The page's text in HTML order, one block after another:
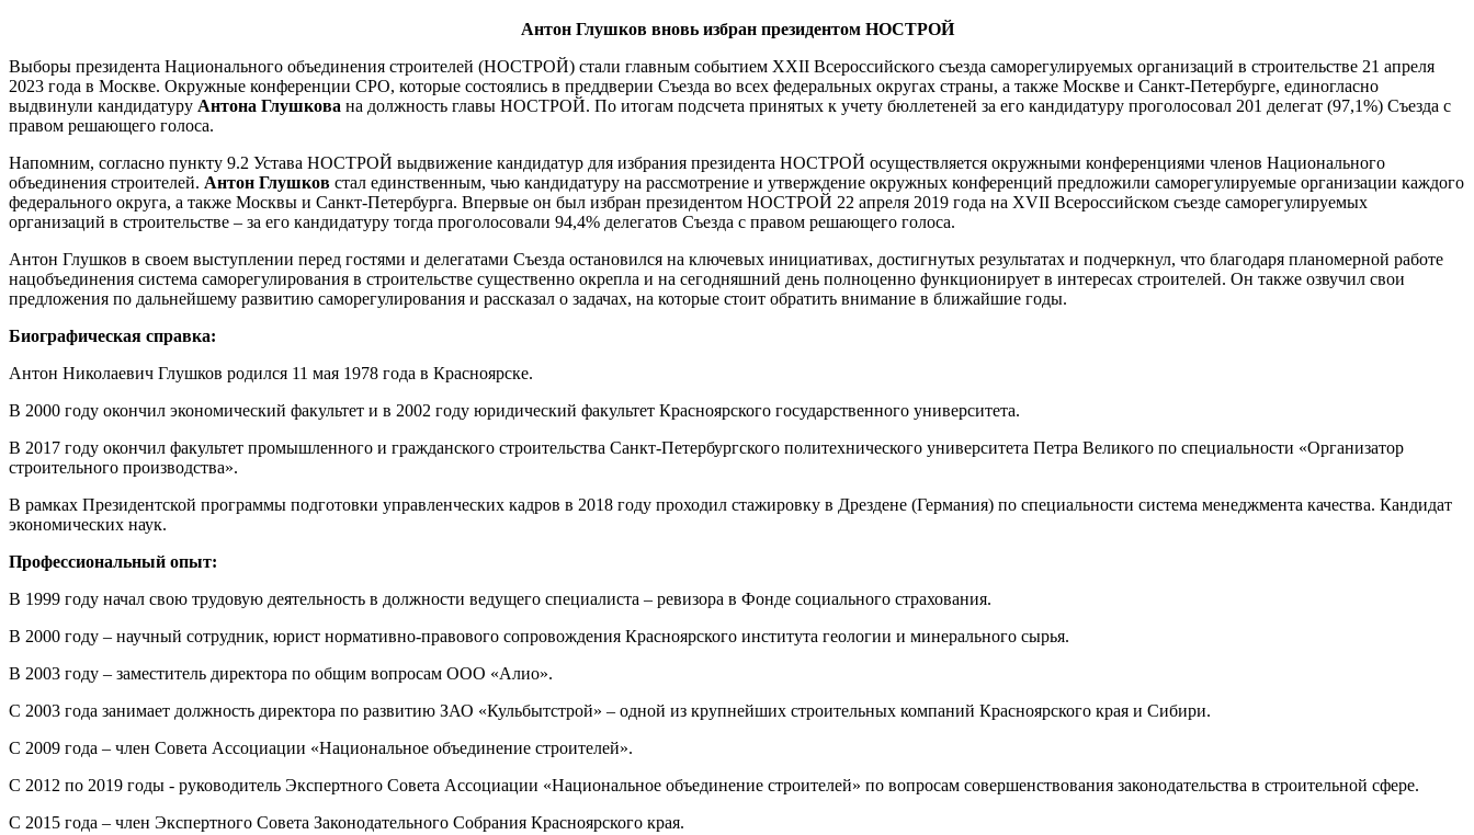
Антон Глушков вновь избран президентом НОСТРОЙ
Выборы президента Национального объединения строителей (НОСТРОЙ) стали главным событием XXII Всероссийского съезда саморегулируемых организаций в строительстве 21 апреля
2023 года в Москве. Окружные конференции СРО, которые состоялись в преддверии Съезда во всех федеральных округах страны, а также Москве и Санкт-Петербурге, единогласно
выдвинули кандидатуру Антона Глушкова на должность главы НОСТРОЙ. По итогам подсчета принятых к учету бюллетеней за его кандидатуру проголосовал 201 делегат (97,1%) Съезда с
правом решающего голоса.
Напомним, согласно пункту 9.2 Устава НОСТРОЙ выдвижение кандидатур для избрания президента НОСТРОЙ осуществляется окружными конференциями членов Национального
объединения строителей. Антон Глушков стал единственным, чью кандидатуру на рассмотрение и утверждение окружных конференций предложили саморегулируемые организации каждого
федерального округа, а также Москвы и Санкт-Петербурга. Впервые он был избран президентом НОСТРОЙ 22 апреля 2019 года на ХVII Всероссийском съезде саморегулируемых
организаций в строительстве – за его кандидатуру тогда проголосовали 94,4% делегатов Съезда с правом решающего голоса.
Антон Глушков в своем выступлении перед гостями и делегатами Съезда остановился на ключевых инициативах, достигнутых результатах и подчеркнул, что благодаря планомерной работе
нацобъединения система саморегулирования в строительстве существенно окрепла и на сегодняшний день полноценно функционирует в интересах строителей. Он также озвучил свои
предложения по дальнейшему развитию саморегулирования и рассказал о задачах, на которые стоит обратить внимание в ближайшие годы.
Биографическая справка:
Антон Николаевич Глушков родился 11 мая 1978 года в Красноярске.
В 2000 году окончил экономический факультет и в 2002 году юридический факультет Красноярского государственного университета.
В 2017 году окончил факультет промышленного и гражданского строительства Санкт-Петербургского политехнического университета Петра Великого по специальности «Организатор
строительного производства».
В рамках Президентской программы подготовки управленческих кадров в 2018 году проходил стажировку в Дрездене (Германия) по специальности система менеджмента качества. Кандидат
экономических наук.
Профессиональный опыт:
В 1999 году начал свою трудовую деятельность в должности ведущего специалиста – ревизора в Фонде социального страхования.
В 2000 году – научный сотрудник, юрист нормативно-правового сопровождения Красноярского института геологии и минерального сырья.
В 2003 году – заместитель директора по общим вопросам ООО «Алио».
С 2003 года занимает должность директора по развитию ЗАО «Кульбытстрой» – одной из крупнейших строительных компаний Красноярского края и Сибири.
С 2009 года – член Совета Ассоциации «Национальное объединение строителей».
С 2012 по 2019 годы - руководитель Экспертного Совета Ассоциации «Национальное объединение строителей» по вопросам совершенствования законодательства в строительной сфере.
С 2015 года – член Экспертного Совета Законодательного Собрания Красноярского края.